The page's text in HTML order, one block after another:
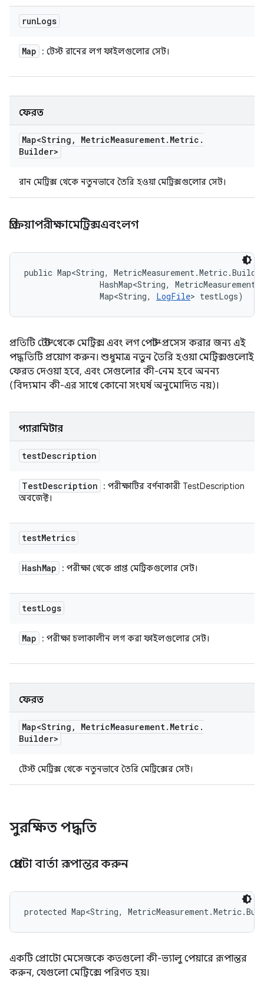
runLogs
Map : টেস্ট রানের লগ ফাইলগুলোর সেট।
ফেরত
Map<String , MetricMeasurement. Metric .
Builder>
রান মেট্রিক্স থেকে নতুনভাবে তৈরি হওয়া মেট্রিক্সগুলোর সেট।
প্রক্রিয়াপরীক্ষামেট্রিক্সএবংলগ
public Map<String,
HashMap<String,
                Map<String,
LogFile> testLogs)
প্রতিটি টেস্ট থেকে মেট্রিক্স এবং লগ পোস্ট-প্রসেস করার জন্য এই
পদ্ধতিটি প্রয়োগ করুন। শুধুমাত্র নতুন তৈরি হওয়া মেট্রিক্সগুলোই
ফেরত দেওয়া হবে, এবং সেগুলোর কী-নেম হবে অনন্য
(বিদ্যমান কী-এর সাথে কোনো সংঘর্ষ অনুমোদিত নয়)।
প্যারামিটার
testDescription
TestDescription
: পরীক্ষাটির বর্ণনাকারী TestDescription
অবজেক্ট।
testMetrics
HashMap : পরীক্ষা থেকে প্রাপ্ত মেট্রিকগুলোর সেট।
testLogs
Map : পরীক্ষা চলাকালীন লগ করা ফাইলগুলোর সেট।
ফেরত
Map<String , MetricMeasurement. Metric .
Builder>
টেস্ট মেট্রিক্স থেকে নতুনভাবে তৈরি মেট্রিক্সের সেট।
সুরক্ষিত পদ্ধতি
প্রোটো বার্তা রূপান্তর করুন
protected Map<String,
একটি প্রোটো মেসেজকে কতগুলো কী-ভ্যালু পেয়ারে রূপান্তর
করুন, যেগুলো মেট্রিক্সে পরিণত হয়।